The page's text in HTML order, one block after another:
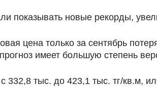
показывать новые рекорды,
цена только за сентябрь
имеет большую степень
332,8 тыс. до 423,1 тыс. тг/кв.м,